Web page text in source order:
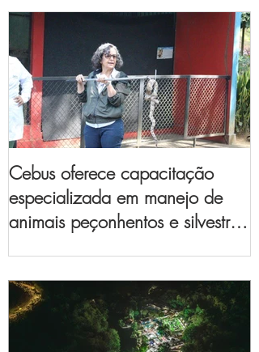
Cebus oferece capacitação
especializada em manejo de
animais peçonhentos e silvestres